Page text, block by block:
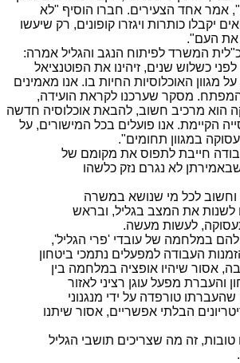
אמר אחד הצעירים. חברו הוסיף "לא
יקבלו כותרות ויגזרו קופונים, רק שיעשו
את העם".
המשרד לפיתוח הנגב והגליל אמרה:
כשלוש שנים, זיהינו את הפוטנציאל
מגוון האוכלוסיות החיות בו. אנו מאמינים
מסקר שערכנו לקראת הועידה,
הוא מרכיב חשוב, להבאת אוכלוסיה חדשה
הקיימת. אנו פועלים בכל המישורים, על
במגוון תחומים".
חייבת לתפוס את מקומם של
לא נגרם נזק כלשהו
וחשוב לכל מי שנושא במשרה
לשנות את המצב בגליל, ובראש
לעשות מעשה.
להם במלחמה של עובדי 'פרי הגליל',
העבודה למפעלים נתמכי ביטחון
אסור שיהיו אופציה במלחמה בין
והעברת מפעל עוגן רציני לאזור
טורפדה על ידי מנגנוני
הבלתי אפשריים, אסור שיתנו
טובות, זה מה שצריכים תושבי הגליל